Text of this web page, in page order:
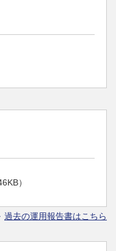
）
過去の運用報告書はこちら